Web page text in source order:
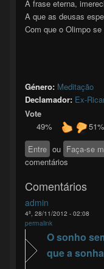
A frase eterna,
A que as deusas
Com que o Olimpo se
Género: Meditação
Declamador: Ex-
Vote
49%
51%
Entre ou Faça-se
comentários
Comentários
admin
4ª, 28/11/2012 - 02:08
permalink
O sonho
que a